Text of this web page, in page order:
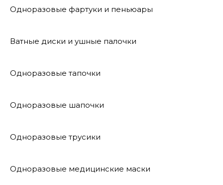
Одноразовые фартуки и пеньюары
Ватные диски и ушные палочки
Одноразовые тапочки
Одноразовые шапочки
Одноразовые трусики
Одноразовые медицинские маски